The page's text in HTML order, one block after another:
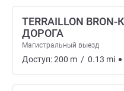
TERRAILLON
ДОРОГА
Магистральный выезд
Доступ:200 m / 0.13 mi